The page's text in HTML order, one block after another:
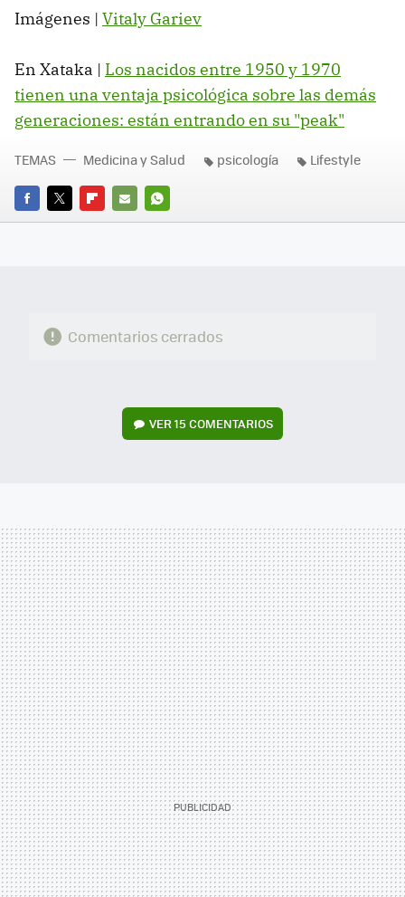
Imágenes | Vitaly Gariev
En Xataka | Los nacidos entre 1950 y 1970
tienen una ventaja psicológica sobre las demás
generaciones: están entrando en su "peak"
FACEBOOK
TWITTERFLIPBOARD
E-
WHATSAPP
TEMAS Medicina y Salud psicología Lifestyle
Comentarios cerrados
VER15 COMENTARIOS